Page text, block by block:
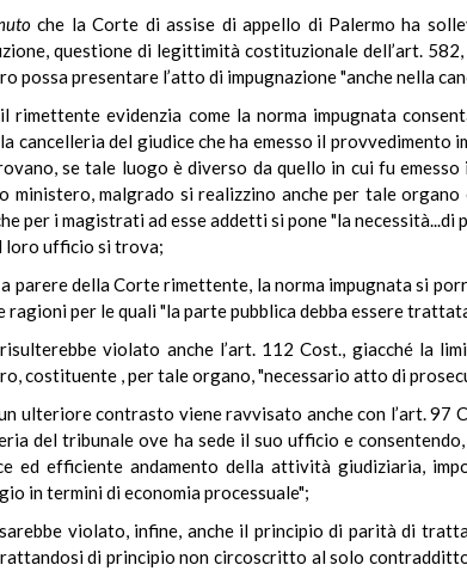
che la Corte di assise di appello di Palermo ha
questione di legittimità costituzionale dell’art.
possa presentare l’atto di impugnazione "anche nella
rimettente evidenzia come la norma impugnata
cancelleria del giudice che ha emesso il provvedimento
se tale luogo è diverso da quello in cui fu
ministero, malgrado si realizzino anche per tale
per i magistrati ad esse addetti si pone "la
loro ufficio si trova;
a parere della Corte rimettente, la norma impugnata si
ragioni per le quali "la parte pubblica debba essere
violato anche l’art. 112 Cost., giacché la
costituente , per tale organo, "necessario atto di
ulteriore contrasto viene ravvisato anche con l’art. 97
del tribunale ove ha sede il suo ufficio e
ed efficiente andamento della attività giudiziaria,
in termini di economia processuale";
violato, infine, anche il principio di parità di
di principio non circoscritto al solo